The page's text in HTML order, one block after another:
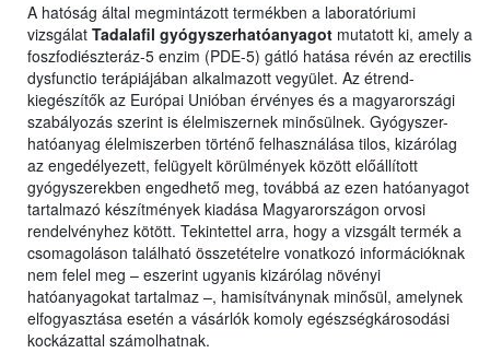
A hatóság által megmintázott termékben a laboratóriumi
vizsgálat Tadalafil gyógyszerhatóanyagot mutatott ki, amely a
foszfodiészteráz-5 enzim (PDE-5) gátló hatása révén az erectilis
dysfunctio terápiájában alkalmazott vegyület. Az étrend-
kiegészítők az Európai Unióban érvényes és a magyarországi
szabályozás szerint is élelmiszernek minősülnek. Gyógyszer-
hatóanyag élelmiszerben történő felhasználása tilos, kizárólag
az engedélyezett, felügyelt körülmények között előállított
gyógyszerekben engedhető meg, továbbá az ezen hatóanyagot
tartalmazó készítmények kiadása Magyarországon orvosi
rendelvényhez kötött. Tekintettel arra, hogy a vizsgált termék a
csomagoláson található összetételre vonatkozó információknak
nem felel meg – eszerint ugyanis kizárólag növényi
hatóanyagokat tartalmaz –, hamisítványnak minősül, amelynek
elfogyasztása esetén a vásárlók komoly egészségkárosodási
kockázattal számolhatnak.